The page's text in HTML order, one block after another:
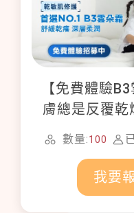
【免費體驗
膚總是反覆乾
加入貝膚黛瑪
畫！
數量:100
我要